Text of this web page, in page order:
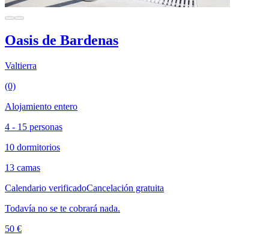
Oasis de Bardenas
Valtierra
(0)
Alojamiento entero
4 - 15 personas
10 dormitorios
13 camas
Calendario verificadoCancelación gratuita
Todavía no se te cobrará nada.
50 €